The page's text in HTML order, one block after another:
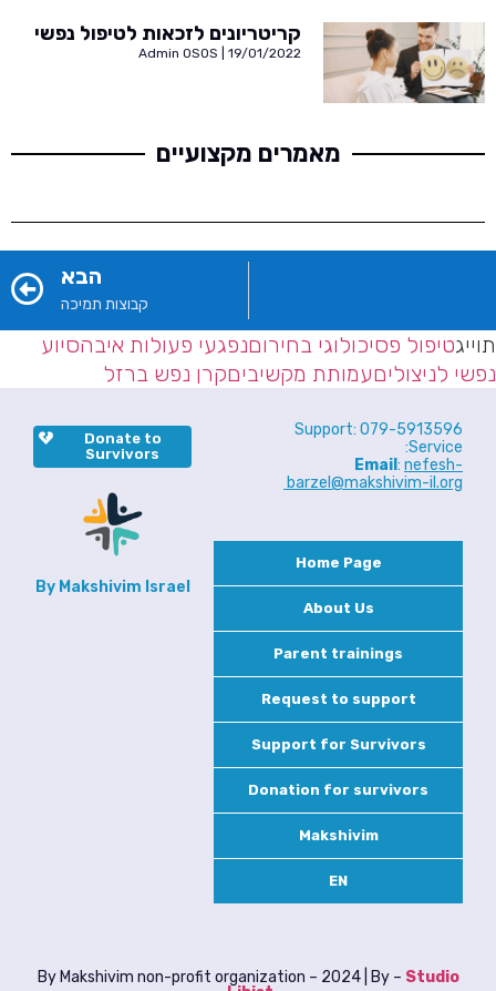
קריטריונים לזכאות לטיפול נפשי
Admin OSOS 19/01/2022
מאמרים מקצועיים
הבא
קבוצות תמיכה
תוייגטיפול פסיכולוגי בחירוםנפגעי פעולות איבהסיוע
נפשי לניצוליםעמותת מקשיביםקרן נפש ברזל
Support: 079-5913596
Service:
Email : nefesh-
barzel@makshivim-il.org
Home Page
About Us
Parent trainings
Request to support
Support for Survivors
Donation for survivors
Makshivim
EN
Donate to
Survivors
By Makshivim Israel
By Makshivim non-profit organization – 2024 | By – Studio